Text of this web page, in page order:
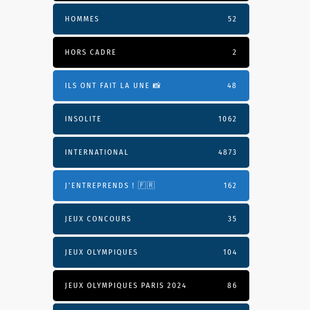
HOMMES 52
HORS CADRE 2
ILS ONT FAIT LA UNE 📸 48
INSOLITE 1062
INTERNATIONAL 4873
J'ENTREPRENDS ! 🇫🇷 162
JEUX CONCOURS 35
JEUX OLYMPIQUES 104
JEUX OLYMPIQUES PARIS 2024 86